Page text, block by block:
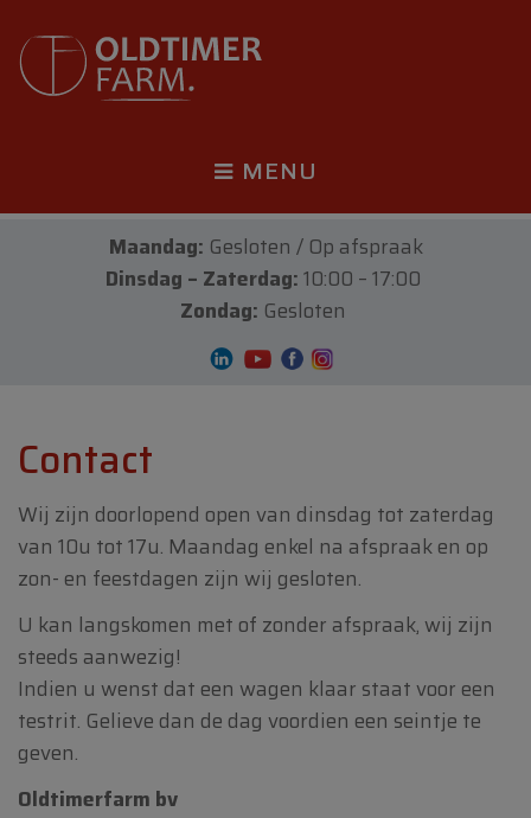
MENU
Maandag: Gesloten / Op afspraak
Dinsdag – Zaterdag:10:00 – 17:00
Zondag: Gesloten
Contact
Wij zijn doorlopend open van dinsdag tot zaterdag
van 10u tot 17u. Maandag enkel na afspraak en op
zon- en feestdagen zijn wij gesloten.
U kan langskomen met of zonder afspraak, wij zijn
steeds aanwezig!
Indien u wenst dat een wagen klaar staat voor een
testrit. Gelieve dan de dag voordien een seintje te
geven.
Oldtimerfarm bv